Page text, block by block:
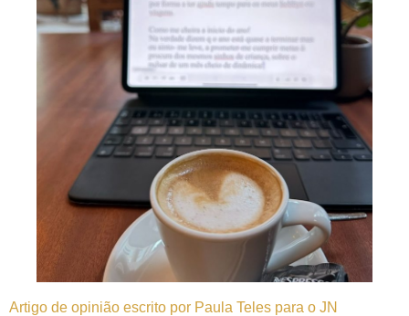
Artigo de opinião escrito por Paula Teles para o JN